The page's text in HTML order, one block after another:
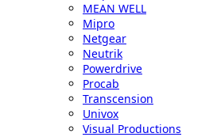
MEAN WELL
Mipro
Netgear
Neutrik
Powerdrive
Procab
Transcension
Univox
Visual Productions